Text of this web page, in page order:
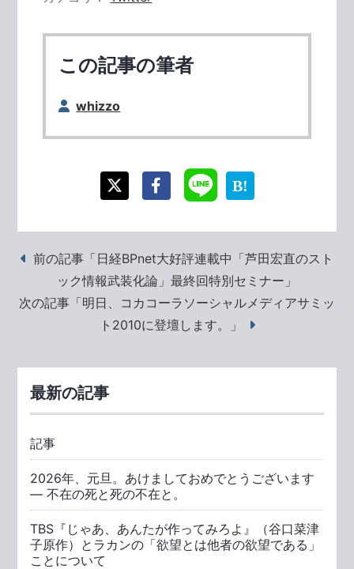
この記事の筆者
whizzo
前の記事「日経BPnet大好評連載中「芦田宏直のスト
ック情報武装化論」最終回特別セミナー」
次の記事「明日、コカコーラソーシャルメディアサミッ
ト2010に登壇します。」
最新の記事
記事
2026年、元旦。あけましておめでとうございます
― 不在の死と死の不在と。
TBS『じゃあ、あんたが作ってみろよ』（谷口菜津
子原作）とラカンの「欲望とは他者の欲望である」
ことについて